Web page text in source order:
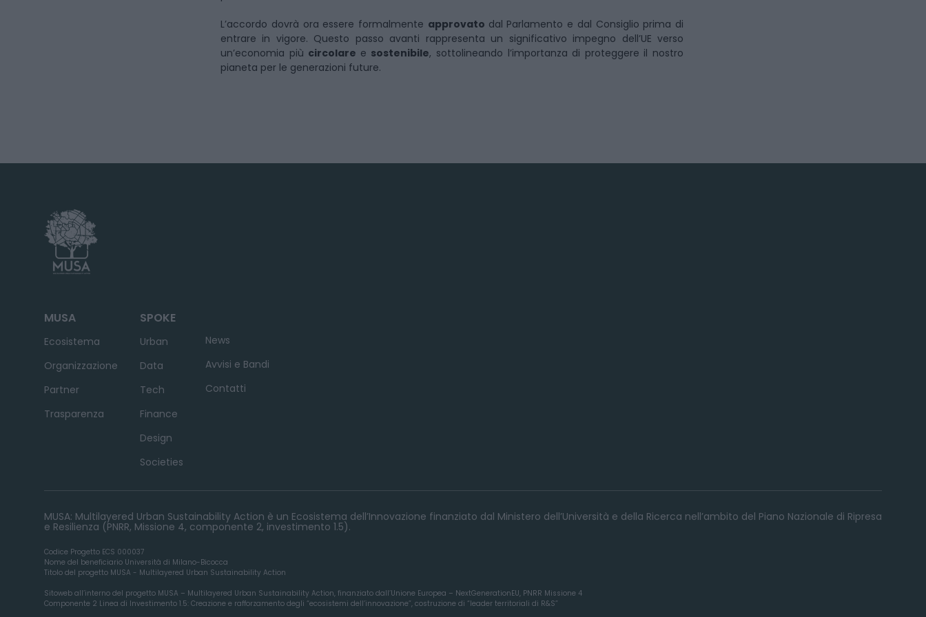
L’accordo dovrà ora essere formalmente approvato dal Parlamento e dal Consiglio prima di
entrare in vigore. Questo passo avanti rappresenta un significativo impegno dell’UE verso
un’economia più circolare e sostenibile, sottolineando l’importanza di proteggere il nostro
pianeta per le generazioni future.
MUSA
Ecosistema
Organizzazione
Partner
Trasparenza
SPOKE
Urban
Data
Tech
Finance
Design
Societies
News
Avvisi e Bandi
Contatti
MUSA: Multilayered Urban Sustainability Action è un Ecosistema dell’Innovazione finanziato dal Ministero dell’Università e della Ricerca nell’ambito del Piano Nazionale di Ripresa
e Resilienza (PNRR, Missione 4, componente 2, investimento 1.5).
Codice Progetto ECS 000037
Nome del beneficiario Università di Milano-Bicocca
Titolo del progetto MUSA - Multilayered Urban Sustainability Action
Sitoweb all’interno del progetto MUSA – Multilayered Urban Sustainability Action, finanziato dall’Unione Europea – NextGenerationEU, PNRR Missione 4
Componente 2 Linea di Investimento 1.5: Creazione e rafforzamento degli “ecosistemi dell’innovazione”, costruzione di “leader territoriali di R&S”